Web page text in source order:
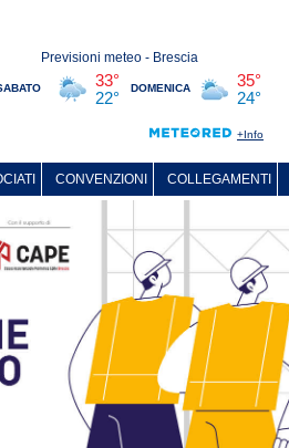
CONVENZIONI COLLEGAMENTI